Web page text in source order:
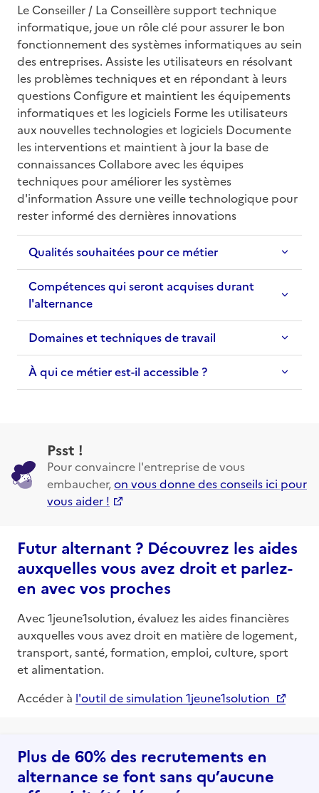
Le Conseiller / La Conseillère support technique
informatique, joue un rôle clé pour assurer le bon
fonctionnement des systèmes informatiques au sein
des entreprises. Assiste les utilisateurs en résolvant
les problèmes techniques et en répondant à leurs
questions Configure et maintient les équipements
informatiques et les logiciels Forme les utilisateurs
aux nouvelles technologies et logiciels Documente
les interventions et maintient à jour la base de
connaissances Collabore avec les équipes
techniques pour améliorer les systèmes
d'information Assure une veille technologique pour
rester informé des dernières innovations
Qualités souhaitées pour ce métier
Compétences qui seront acquises durant
l'alternance
Domaines et techniques de travail
À qui ce métier est-il accessible ?
Psst !
Pour convaincre l'entreprise de vous
embaucher,on vous donne des conseils ici pour
vous aider !
Futur alternant ? Découvrez les aides
auxquelles vous avez droit et parlez-
en avec vos proches
Avec 1jeune1solution, évaluez les aides financières
auxquelles vous avez droit en matière de logement,
transport, santé, formation, emploi, culture, sport
et alimentation.
Accéder à l'outil de simulation 1jeune1solution
Plus de 60% des recrutements en
alternance se font sans qu’aucune